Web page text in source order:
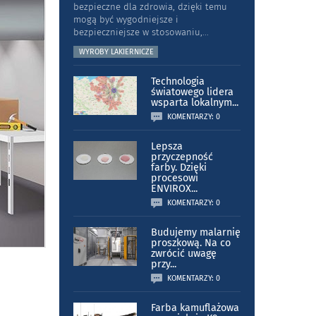
bezpieczne dla zdrowia, dzięki temu
mogą być wygodniejsze i
bezpieczniejsze w stosowaniu,...
WYROBY LAKIERNICZE
Technologia
światowego lidera
wsparta lokalnym...
KOMENTARZY: 0
Lepsza
przyczepność
farby. Dzięki
procesowi
ENVIROX...
KOMENTARZY: 0
Budujemy malarnię
proszkową. Na co
zwrócić uwagę
przy...
KOMENTARZY: 0
Farba kamuflażowa